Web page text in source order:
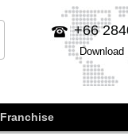
+66
Franchise